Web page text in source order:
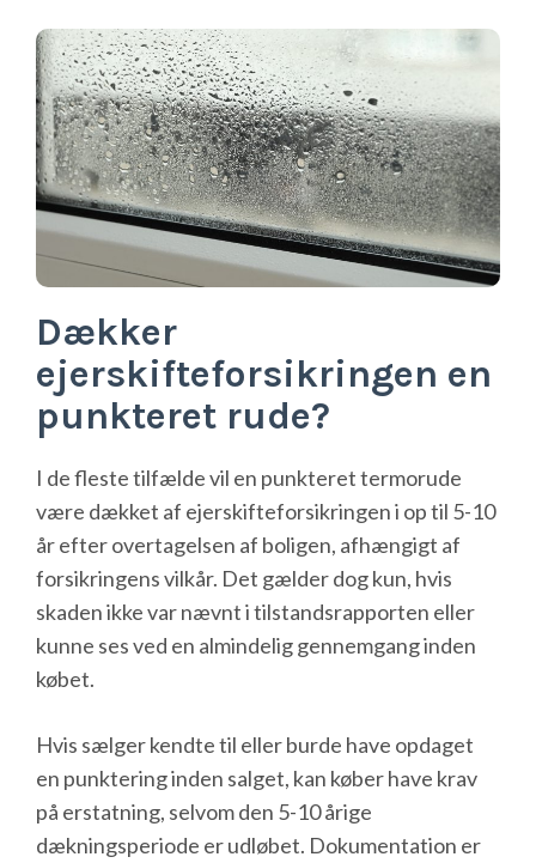
Dækker
ejerskifteforsikringen en
punkteret rude?
I de fleste tilfælde vil en punkteret termorude
være dækket af ejerskifteforsikringen i op til 5-10
år efter overtagelsen af boligen, afhængigt af
forsikringens vilkår. Det gælder dog kun, hvis
skaden ikke var nævnt i tilstandsrapporten eller
kunne ses ved en almindelig gennemgang inden
købet.
Hvis sælger kendte til eller burde have opdaget
en punktering inden salget, kan køber have krav
på erstatning, selvom den 5-10 årige
dækningsperiode er udløbet. Dokumentation er